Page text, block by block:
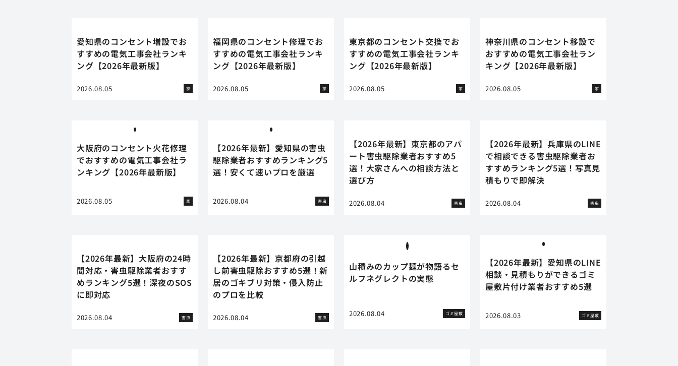
愛知県のコンセント増設でお
すすめの電気工事会社ランキ
ング【2026年最新版】
2026.08.05 家
福岡県のコンセント修理でお
すすめの電気工事会社ランキ
ング【2026年最新版】
2026.08.05 家
東京都のコンセント交換でお
すすめの電気工事会社ランキ
ング【2026年最新版】
2026.08.05 家
神奈川県のコンセント移設で
おすすめの電気工事会社ラン
キング【2026年最新版】
2026.08.05 家
大阪府のコンセント火花修理
でおすすめの電気工事会社ラ
ンキング【2026年最新版】
2026.08.05 家
【2026年最新】愛知県の害虫
駆除業者おすすめランキング5
選！安くて速いプロを厳選
2026.08.04 害虫
【2026年最新】東京都のアパ
ート害虫駆除業者おすすめ5
選！大家さんへの相談方法と
選び方
2026.08.04 害虫
【2026年最新】兵庫県のLINE
で相談できる害虫駆除業者お
すすめランキング5選！写真見
積もりで即解決
2026.08.04 害虫
【2026年最新】大阪府の24時
間対応・害虫駆除業者おすす
めランキング5選！深夜のSOS
に即対応
2026.08.04 害虫
【2026年最新】京都府の引越
し前害虫駆除おすすめ5選！新
居のゴキブリ対策・侵入防止
のプロを比較
2026.08.04 害虫
山積みのカップ麺が物語るセ
ルフネグレクトの実態
2026.08.04 ゴミ屋敷
【2026年最新】愛知県のLINE
相談・見積もりができるゴミ
屋敷片付け業者おすすめ5選
2026.08.03 ゴミ屋敷